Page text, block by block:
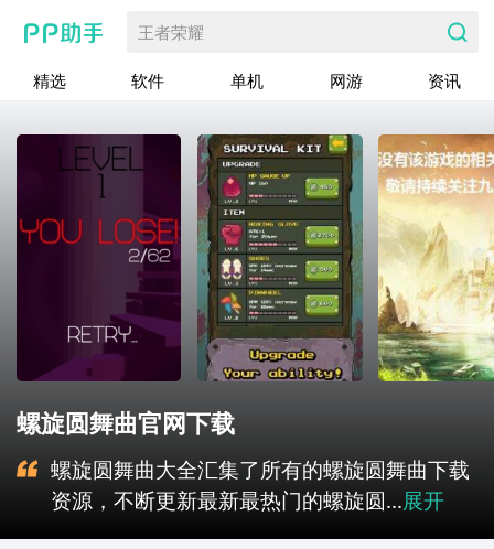
王者荣耀
精选 软件 单机 网游 资讯
螺旋圆舞曲官网下载
螺旋圆舞曲大全汇集了所有的螺旋圆舞曲下载
资源，不断更新最新最热门的螺旋圆...展开